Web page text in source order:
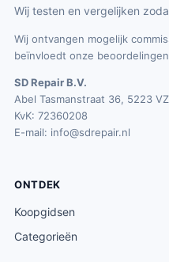
Wij testen en vergelijken
Wij ontvangen mogelijk
beïnvloedt onze
SD Repair B.V.
Abel Tasmanstraat 36, 5223
KvK: 72360208
E-mail: info@sdrepair.nl
ONTDEK
Koopgidsen
Categorieën